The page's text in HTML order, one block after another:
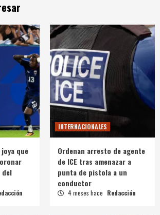
que
del
INTERNACIONALES
Ordenan arresto de agente
de ICE tras amenazar a
punta de pistola a un
conductor
4 meses hace Redacción